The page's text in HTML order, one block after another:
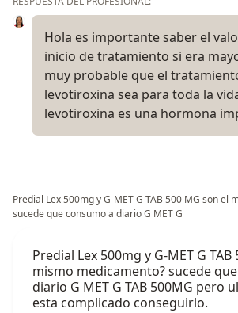
Hola es importante saber el
inicio de tratamiento si era
muy probable que el
levotiroxina sea para toda la
levotiroxina es una hormona
Predial Lex 500mg y G-MET G TAB 500 MG son el
sucede que consumo a diario G MET G
Predial Lex 500mg y G-MET G
mismo medicamento? sucede
diario G MET G TAB 500MG pero
esta complicado conseguirlo.